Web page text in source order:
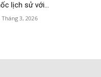
lịch sử với...
Tháng 3, 2026